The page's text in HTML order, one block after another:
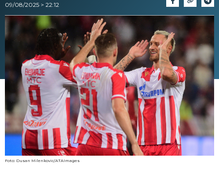
09/08/2025 > 22:12
Foto: Dusan Milenkovic/ATAImages